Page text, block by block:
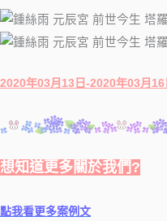
2020年03月13日-2020年03月16
想知道更多關於我們?
點我看更多案例文